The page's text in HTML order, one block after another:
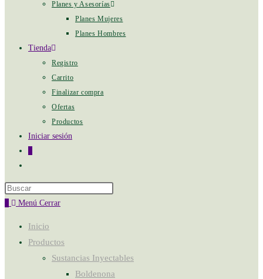
Planes y Asesorías
Planes Mujeres
Planes Hombres
Tienda
Registro
Carrito
Finalizar compra
Ofertas
Productos
Iniciar sesión
Menú Cerrar
Inicio
Productos
Sustancias Inyectables
Boldenona